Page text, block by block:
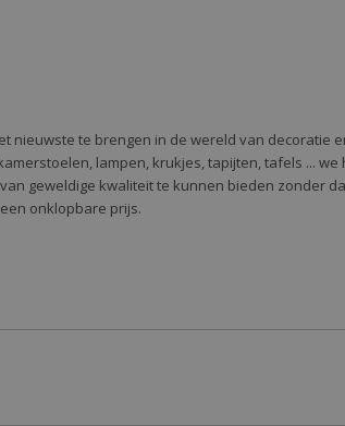
nieuwste te brengen in de wereld van decoratie
lampen, krukjes, tapijten, tafels ...
geweldige kwaliteit te kunnen bieden zonder
onklopbare prijs.